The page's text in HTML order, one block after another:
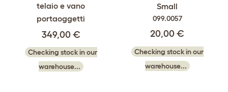
telaio e vano
portaoggetti
349,00 €
Checking stock in our
warehouse...
Small
099.0057
20,00 €
Checking stock in our
warehouse...